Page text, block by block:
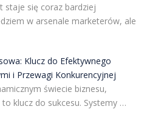
staje się coraz bardziej
w arsenale marketerów, ale
Klucz do Efektywnego
i Przewagi Konkurencyjnej
świecie biznesu,
klucz do sukcesu. Systemy …